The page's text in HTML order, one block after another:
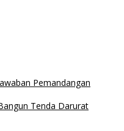
Pemandangan
Tenda Darurat